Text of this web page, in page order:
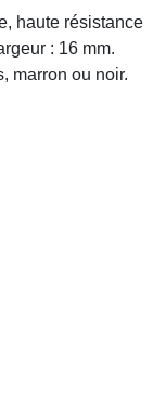
haute résistance
: 16 mm.
marron ou noir.